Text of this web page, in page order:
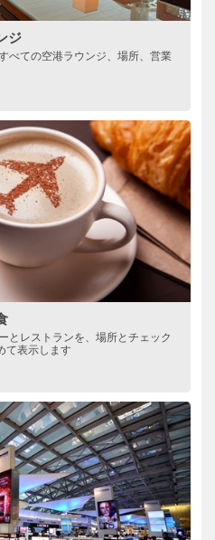
ジ
べての空港ラウンジ、場所、営業
とレストランを、場所とチェック
て表示します